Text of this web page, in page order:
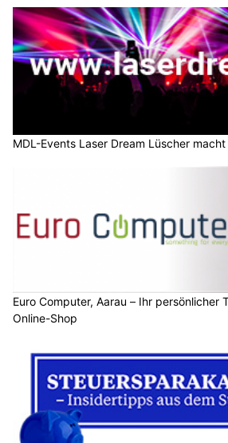
MDL-Events Laser Dream Lüscher
Euro Computer, Aarau – Ihr persönlicher
Online-Shop